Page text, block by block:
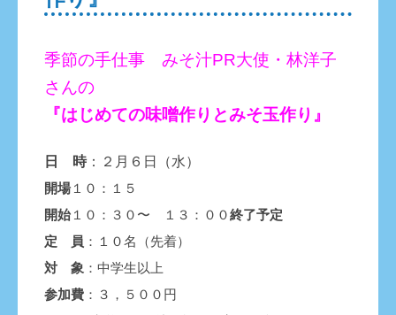
季節の手仕事 みそ汁PR大使・林洋子
さんの
『はじめての味噌作りとみそ玉作り』
日 時：２月６日（水）
開場 １０：１５
開始 １０：３０〜 １３：００終了予定
定 員 ：１０名（先着）
対 象 ：中学生以上
参加費 ：３，５００円